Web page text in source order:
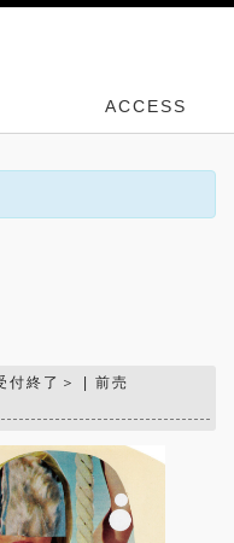
ACCESS
終了＞ | 前売